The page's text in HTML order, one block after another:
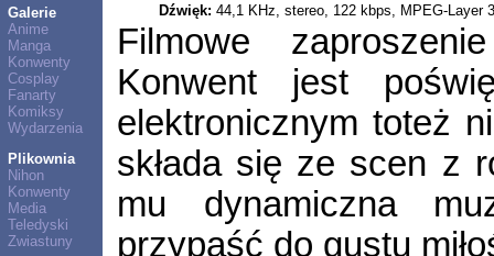
Galerie
Anime
Manga
Konwenty
Cosplay
Fanarty
Komiksy
Wydarzenia
Plikownia
Nihon
Konwenty
Media
Teledyski
Zwiastuny
Dźwięk: 44,1 KHz, stereo, 122 kbps, MPEG-Layer
Filmowe
Konwent jest
elektronicznym toteż
składa się ze scen z
mu dynamiczna
przypaść do gustu